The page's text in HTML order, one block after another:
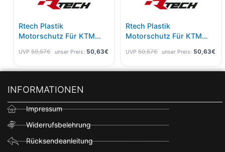
Rtech Plastik
Motorschutz Für KTM
Orange
UVP 59,57€ unser Preis: 50,63€
Rtech Plastik
Motorschutz Für KTM
Husqvarna TE 150i 20-23
Schwarz
UVP 59,57€ unser Preis: 50,63€
INFORMATIONEN
Impressum
Widerrufsbelehrung
Rücksendeanleitung